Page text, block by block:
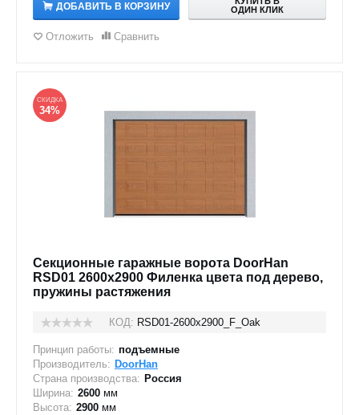
ДОБАВИТЬ В КОРЗИНУ
ОДИН КЛИК
Отложить Сравнить
СКИДКА
34%
Секционные гаражные ворота DoorHan
RSD01 2600x2900 Филенка цвета под дерево,
пружины растяжения
КОД: RSD01-2600х2900_F_Oak
Принцип работы: подъемные
Производитель: DoorHan
Страна производства: Россия
Ширина: 2600 мм
Высота: 2900 мм